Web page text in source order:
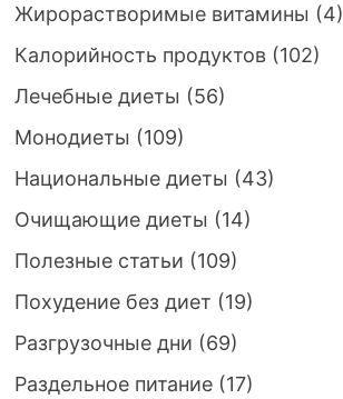
Жирорастворимые витамины (4)
Калорийность продуктов(102)
Лечебные диеты (56)
Монодиеты (109)
Национальные диеты (43)
Очищающие диеты (14)
Полезные статьи (109)
Похудение без диет (19)
Разгрузочные дни (69)
Раздельное питание(17)